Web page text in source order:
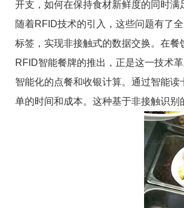
开支，如何在保持食材新鲜度的同时
随着RFID技术的引入，这些问题有了
标签，实现非接触式的数据交换。在
RFID智能餐牌的推出，正是这一技术
智能化的点餐和收银计算。通过智能
单的时间和成本。这种基于非接触识